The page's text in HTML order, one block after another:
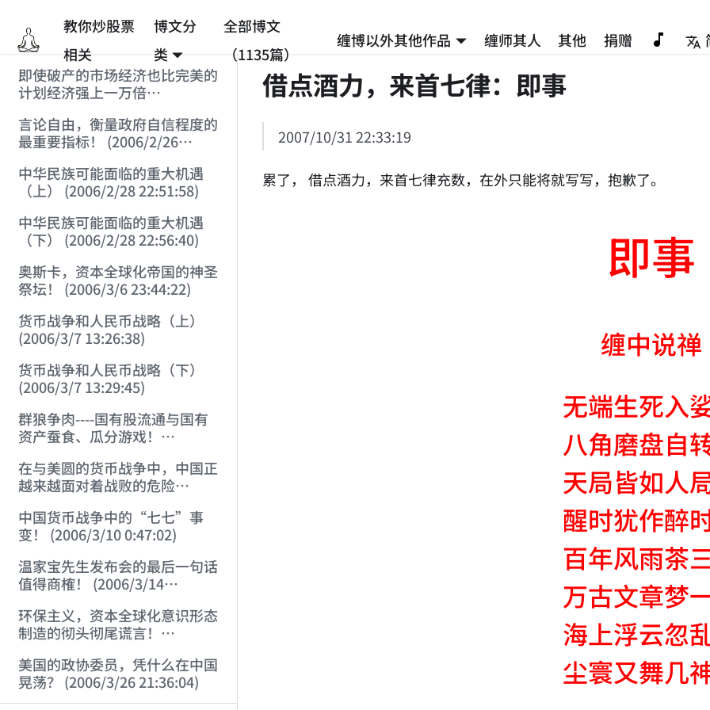
教你炒股票
相关
博文分
类
全部博文
（1135篇）
缠博以外其他作品 缠师其人 其他 捐赠
即使破产的市场经济也比完美的
计划经济强上一万倍
言论自由，衡量政府自信程度的
最重要指标！ (2006/2/26
中华民族可能面临的重大机遇
（上） (2006/2/28 22:51:58)
中华民族可能面临的重大机遇
（下） (2006/2/28 22:56:40)
奥斯卡，资本全球化帝国的神圣
祭坛！ (2006/3/6 23:44:22)
货币战争和人民币战略（上）
(2006/3/7 13:26:38)
货币战争和人民币战略（下）
(2006/3/7 13:29:45)
群狼争肉----国有股流通与国有
资产蚕食、瓜分游戏！
在与美圆的货币战争中，中国正
越来越面对着战败的危险
中国货币战争中的“七七”事
变！ (2006/3/10 0:47:02)
温家宝先生发布会的最后一句话
值得商榷！ (2006/3/14
环保主义，资本全球化意识形态
制造的彻头彻尾谎言！
美国的政协委员，凭什么在中国
晃荡？ (2006/3/26 21:36:04)
借点酒力，来首七律：即事
2007/10/31 22:33:19
累了， 借点酒力，来首七律充数，在外只能将就写写，抱歉了。
即事
缠中说禅
无端生死入
八角磨盘自
天局皆如人
醒时犹作醉
百年风雨茶
万古文章梦
海上浮云忽
尘寰又舞几